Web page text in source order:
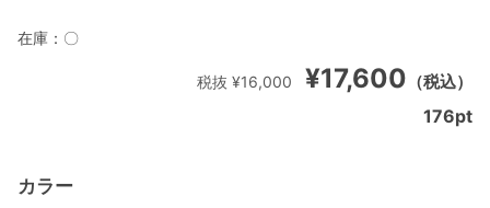
¥17,600 （税込）
税抜 ¥16,000
カラー
在庫： 〇
176pt